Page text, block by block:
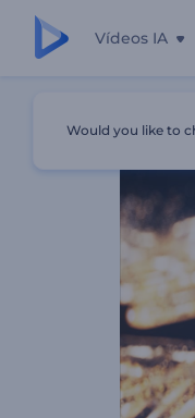
Vídeos IA
Would you like to